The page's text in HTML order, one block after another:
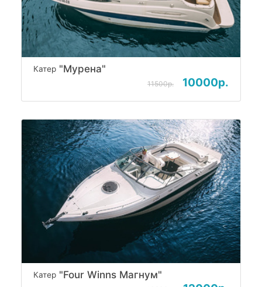
Катер"Мурена"
11500р. 10000р.
Катер"Four Winns Магнум"